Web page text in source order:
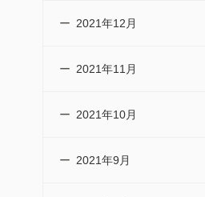
2021年12月
2021年11月
2021年10月
2021年9月